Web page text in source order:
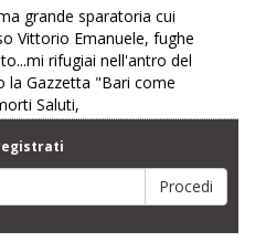
grande sparatoria cui
Vittorio Emanuele, fughe
rifugiai nell'antro del
la Gazzetta "Bari come
Saluti,